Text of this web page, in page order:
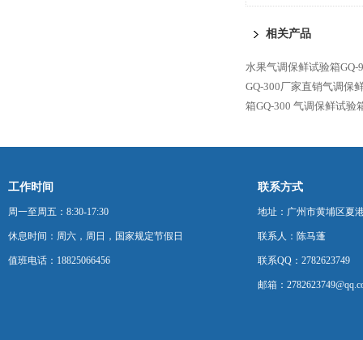
相关产品
水果气调保鲜试验箱GQ-
GQ-300厂家直销气调保
箱GQ-300 气调保鲜试验
工作时间
周一至周五：8:30-17:30
休息时间：周六，周日，国家规定节假日
值班电话：18825066456
联系方式
地址：广州市黄埔区夏
联系人：陈马蓬
联系QQ：2782623749
邮箱：